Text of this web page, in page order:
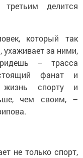
делится
который так
за ними,
– трасса
фанат и
жизнь спорту и
чем своим, –
не только спорт,